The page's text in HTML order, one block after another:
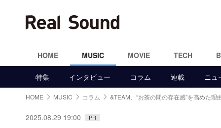
HOME MUSIC MOVIE TECH
特集 インタビュー コラム 連載 ニュ
HOME MUSIC コラム &TEAM、“お茶の間の存在感”を高めた理
2025.08.29 19:00 PR